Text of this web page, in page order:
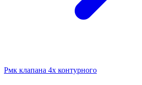
Рмк клапана 4х контурного